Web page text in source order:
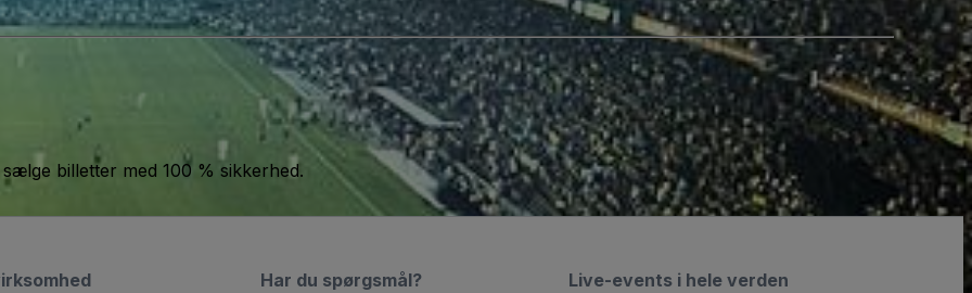
billetter med 100 % sikkerhed.
Live-events i hele verden
Har du spørgsmål?